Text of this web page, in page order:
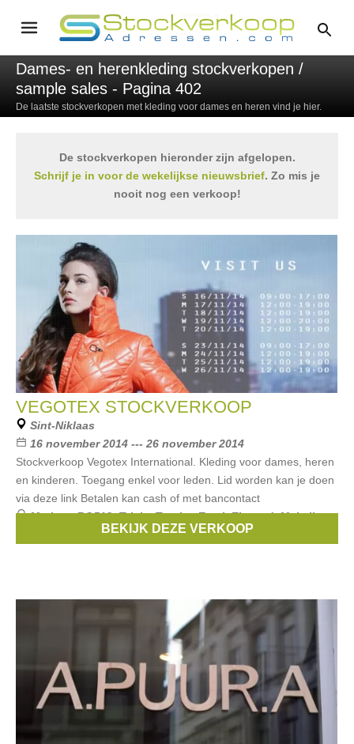
Dames- en herenkleding stockverkopen /
sample sales - Pagina 402
De laatste stockverkopen met kleding voor dames en heren vind je hier.
De stockverkopen hieronder zijn afgelopen.
Schrijf je in voor de wekelijkse nieuwsbrief. Zo mis je
nooit nog een verkoop!
VEGOTEX STOCKVERKOOP
Sint-Niklaas
16 november 2014 --- 26 november 2014
Stockverkoop Vegotex International. Kleding voor dames, heren
en kinderen. Toegang enkel voor leden. Lid worden kan je doen
via deze link Betalen kan cash of met bancontact
Merken:RG512,Tricky Tracks,Emoi,Ebound,Mais il est
BEKIJK DEZE VERKOOP